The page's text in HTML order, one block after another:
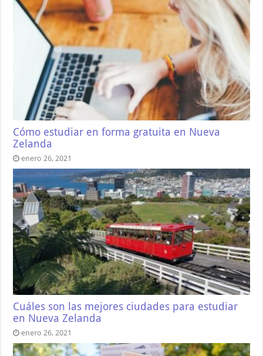
Cómo estudiar en forma gratuita en Nueva
Zelanda
enero 26, 2021
Cuáles son las mejores ciudades para estudiar
en Nueva Zelanda
enero 26, 2021